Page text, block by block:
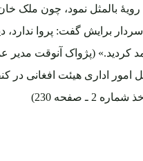
رویۀ بالمثل نمود، چون ملک
برایش گفت: پروا ندارد،
کردید.» (پژواک آنوقت مدیر
اداری هیئت افغانی در
2 ـ صفحه 230)